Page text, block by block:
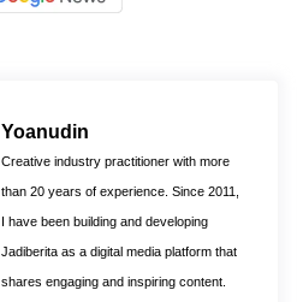
Yoanudin
Creative industry practitioner with more
than 20 years of experience. Since 2011,
I have been building and developing
Jadiberita as a digital media platform that
shares engaging and inspiring content.